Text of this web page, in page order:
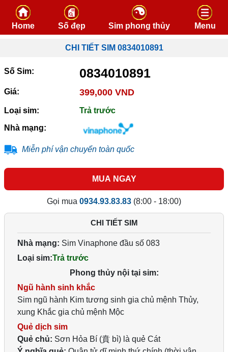
Skip to content
Home Số đẹp Sim phong thủy Menu
CHI TIẾT SIM 0834010891
Số Sim: 0834010891
Giá: 399,000 VND
Loại sim:
Trả trước
Nhà mạng:
Miễn phí vận chuyển toàn quốc
MUA NGAY
Gọi mua 0934.93.83.83 (8:00 - 18:00)
CHI TIẾT SIM
Nhà mạng: Sim Vinaphone đầu số 083
Loại sim:Trả trước
Phong thủy nội tại sim:
Ngũ hành sinh khắc
Sim ngũ hành Kim tương sinh gia chủ mệnh Thủy,
xung Khắc gia chủ mệnh Mộc
Quẻ dịch sim
Quẻ chủ: Sơn Hỏa Bí (賁 bì) là quẻ Cát